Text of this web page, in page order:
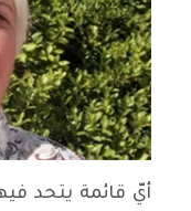
أيّ قائمة يتحد